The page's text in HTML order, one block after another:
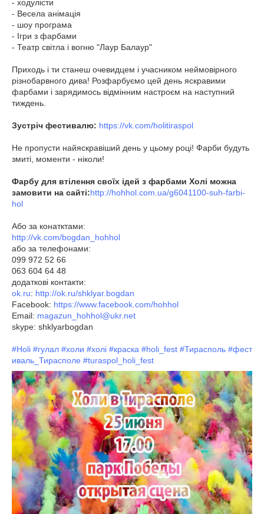
- ходулісти
- Весела анімація
- шоу програма
- Ігри з фарбами
- Театр світла і вогню "Лаур Балаур"
Приходь і ти станеш очевидцем і учасником неймовірного
різнобарвного дива! Розфарбуємо цей день яскравими
фарбами і зарядимось відмінним настроєм на наступний
тиждень.
Зустріч фестивалю: https://vk.com/holitiraspol
Не пропусти найяскравіший день у цьому році! Фарби будуть
змиті, моменти - ніколи!
Фарбу для втілення своїх ідей з фарбами Холі можна
замовити на сайті:http://hohhol.com.ua/g6041100-suh-farbi-
hol
Або за конатктами:
http://vk.com/bogdan_hohhol
або за телефонами:
099 972 52 66
063 604 64 48
додаткові контакти:
ok.ru: http://ok.ru/shklyar.bogdan
Facebook: https://www.facebook.com/hohhol
Email: magazun_hohhol@ukr.net
skype: shklyarbogdan
#Holi #гулал #холи #холі #краска #holi_fest #Тирасполь #фест
иваль_Тирасполе #turaspol_holi_fest